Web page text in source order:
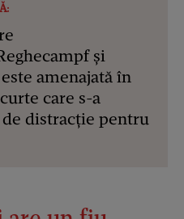
și
amenajată în
care s-a
distracție pentru